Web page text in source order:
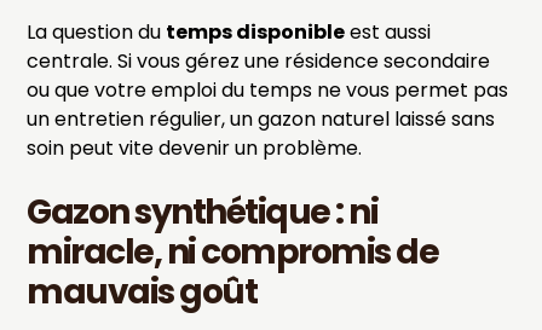
La question du temps disponibleest aussi
centrale. Si vous gérez une résidence secondaire
ou que votre emploi du temps ne vous permet pas
un entretien régulier, un gazon naturel laissé sans
soin peut vite devenir un problème.
Gazon synthétique : ni
miracle, ni compromis de
mauvais goût